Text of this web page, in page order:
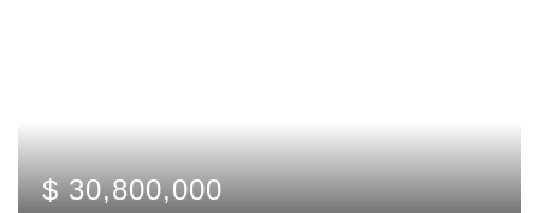
$ 30,800,000